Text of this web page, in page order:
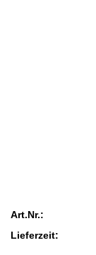
Art.Nr.:
Lieferzeit: